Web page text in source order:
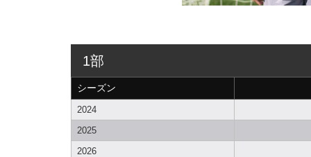
1部
シーズン
2024
2025
2026